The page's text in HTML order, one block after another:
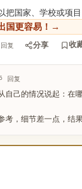
把国家、学校或项
国更容易！→
回复 分享 收
回复
自己的情况说起：在
考，细节差一点，结